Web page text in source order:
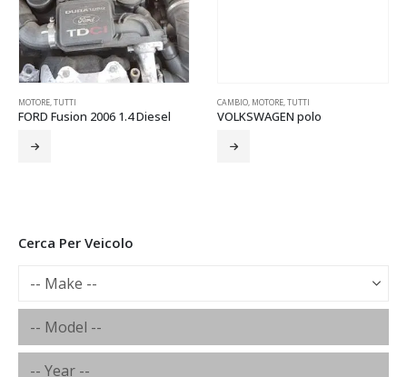
MOTORE,TUTTI
FORD Fusion 2006 1.4 Diesel
CAMBIO, MOTORE,TUTTI
VOLKSWAGEN polo
Cerca Per Veicolo